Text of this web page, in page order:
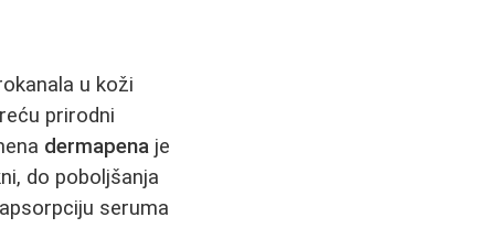
u koži
prirodni
dermapena je
do poboljšanja
seruma